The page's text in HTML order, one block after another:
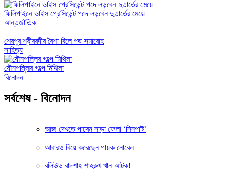
ফিলিপাইনে ভাইস প্রেসিডেন্ট পদে লড়বেন দুতার্তের মেয়ে
আন্তর্জাতিক
শেরপুর শ্রীবরদীর বৈশা বিলে পদ্ম সমারোহ
সাহিত্য
যৌনপল্লির গল্পে মিথিলা
বিনোদন
সর্বশেষ - বিনোদন
আজ দেখতে পাবেন সাড়া ফেলা ‘সিনপাট’
আবারও বিয়ে করেছেন গায়ক নোবেল
বলিউড বাদশাহ শাহরুখ খান আটক!